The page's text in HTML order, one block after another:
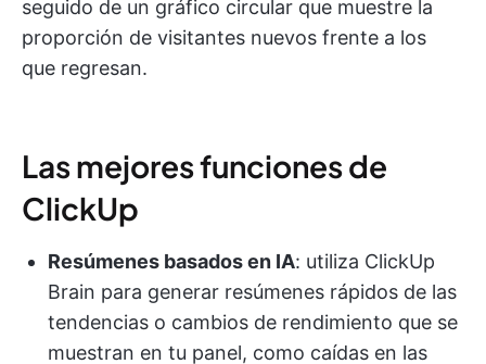
seguido de un gráfico circular que muestre la
proporción de visitantes nuevos frente a los
que regresan.
Las mejores funciones de
ClickUp
Resúmenes basados en IA: utiliza ClickUp
Brain para generar resúmenes rápidos de las
tendencias o cambios de rendimiento que se
muestran en tu panel, como caídas en las